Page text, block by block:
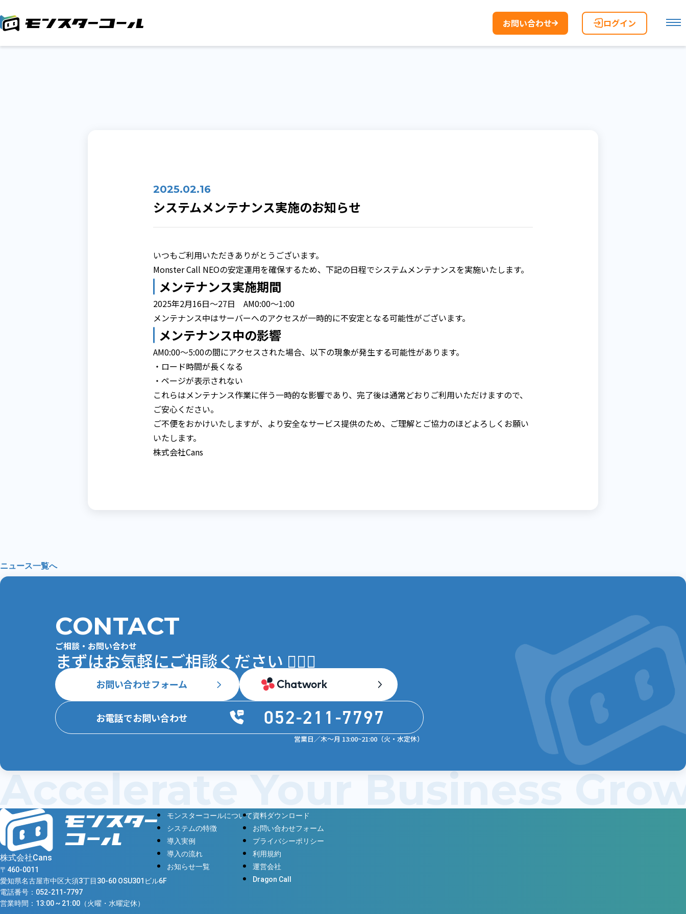
お問い合わせ ログイン
2025.02.16
システムメンテナンス実施のお知らせ
いつもご利用いただきありがとうございます。
Monster Call NEOの安定運用を確保するため、下記の日程でシステムメンテナンスを実施いたします。
メンテナンス実施期間
2025年2月16日〜27日 AM0:00～1:00
メンテナンス中はサーバーへのアクセスが一時的に不安定となる可能性がございます。
メンテナンス中の影響
AM0:00～5:00の間にアクセスされた場合、以下の現象が発生する可能性があります。
・ロード時間が長くなる
・ページが表示されない
これらはメンテナンス作業に伴う一時的な影響であり、完了後は通常どおりご利用いただけますので、
ご安心ください。
ご不便をおかけいたしますが、より安全なサービス提供のため、ご理解とご協力のほどよろしくお願い
いたします。
株式会社Cans
ニュース一覧へ
CONTACT
ご相談・お問い合わせ
まずはお気軽にご相談ください 💁🏻‍♀️
お問い合わせフォーム
お電話でお問い合わせ 052-211-7797
営業日／木〜月 13:00~21:00（火・水定休）
Accelerate Your Business
株式会社Cans
〒460-0011
愛知県名古屋市中区大須3丁目30-60 OSU301ビル6F
電話番号： 052-211-7797
営業時間：13:00 ~ 21:00（火曜・水曜定休）
モンスターコールについて
システムの特徴
導入実例
導入の流れ
お知らせ一覧
資料ダウンロード
お問い合わせフォーム
プライバシーポリシー
利用規約
運営会社
Dragon Call